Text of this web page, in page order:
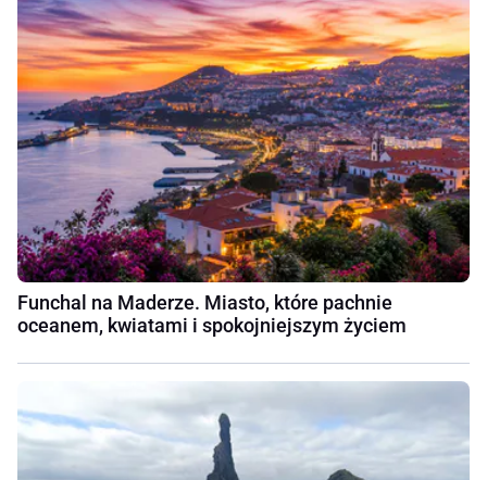
Funchal na Maderze. Miasto, które pachnie
oceanem, kwiatami i spokojniejszym życiem